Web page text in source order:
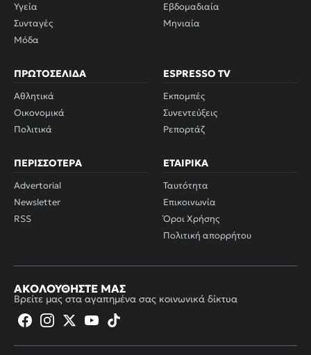
Υγεία
Συνταγές
Μόδα
Εβδομαδιαία
Μηνιαία
ΠΡΩΤΟΣΈΛΙΔΑ
Αθλητικά
Οικονομικά
Πολιτικά
ESPRESSO TV
Εκπομπές
Συνεντεύξεις
Ρεπορτάζ
ΠΕΡΙΣΣΌΤΕΡΑ
Advertorial
Newsletter
RSS
ΕΤΑΙΡΙΚΆ
Ταυτότητα
Επικοινωνία
Όροι Χρήσης
Πολιτική απορρήτου
ΑΚΟΛΟΥΘΉΣΤΕ ΜΑΣ
Βρείτε μας στα αγαπημένα σας κοινωνικά δίκτυα